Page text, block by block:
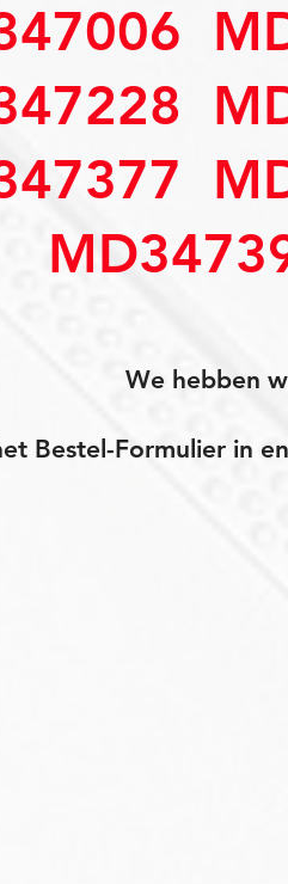
We hebben
Bestel-Formulier in